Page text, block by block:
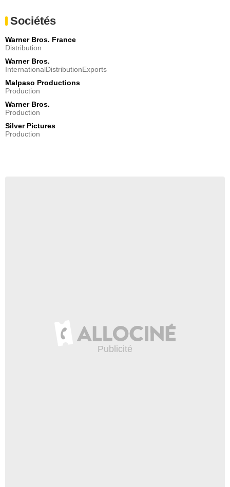
Sociétés
Warner Bros. France
Distribution
Warner Bros.
InternationalDistributionExports
Malpaso Productions
Production
Warner Bros.
Production
Silver Pictures
Production